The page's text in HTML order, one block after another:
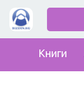
Книги